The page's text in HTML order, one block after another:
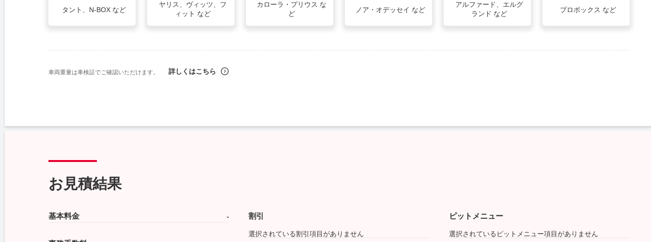
タント、N-BOX など
ヤリス、ヴィッツ、フ
ィット など
カローラ・プリウス な
ど
ノア・オデッセイ など
アルファード、エルグ
ランド など
プロボックス など
車両重量は車検証でご確認いただけます。 詳しくはこちら
お見積結果
基本料金 - 割引
選択されている割引項目がありません
ピットメニュー
選択されているピットメニュー項目がありません